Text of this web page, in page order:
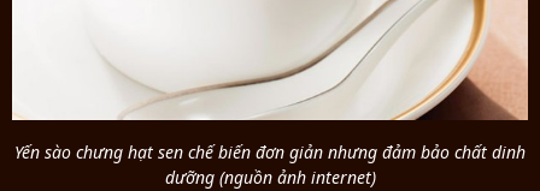
Yến sào chưng hạt sen chế biến đơn giản nhưng đảm bảo chất dinh
dưỡng (nguồn ảnh internet)